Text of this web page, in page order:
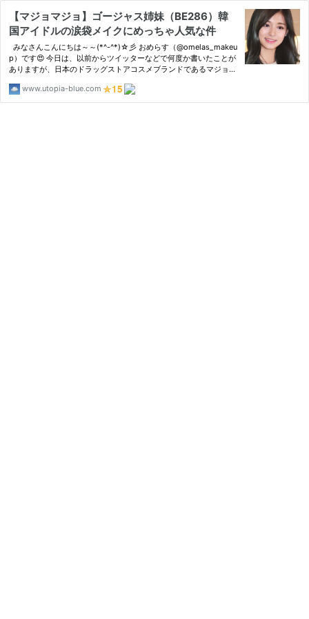
【マジョマジョ】ゴージャス姉妹（BE286）韓
国アイドルの涙袋メイクにめっちゃ人気な件
みなさんこんにちは～～(*^-^*)☆彡 おめらす（@omelas_makeu
p）です😍 今日は、以前からツイッターなどで何度か書いたことが
ありますが、日本のドラッグストアコスメブランドであるマジョリ
www.utopia-blue.com